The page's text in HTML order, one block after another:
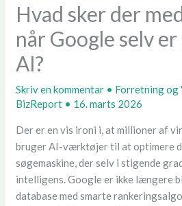
Hvad sker der
når Google selv
AI?
Skriv en kommentar • Forretning og
BizReport • 16. marts 2026
Der er en vis ironi i, at millioner af
bruger AI-værktøjer til at optimere
søgemaskine, der selv i stigende
intelligens. Google er ikke længere
database med smarte